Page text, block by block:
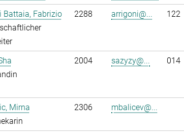
Battaia, Fabrizio
2288 arrigoni@... 122
2004 sazyzy@... 014
Mirna
2306 mbalicev@...